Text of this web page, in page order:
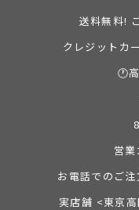
送料無料!
クレジットカ
🕐
営
お電話でのご
実店舗 <東京